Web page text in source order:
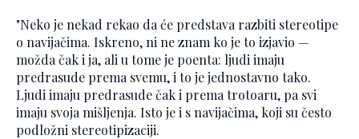
"Neko je nekad rekao da će predstava razbiti stereotipe
o navijačima. Iskreno, ni ne znam ko je to izjavio —
možda čak i ja, ali u tome je poenta: ljudi imaju
predrasude prema svemu, i to je jednostavno tako.
Ljudi imaju predrasude čak i prema trotoaru, pa svi
imaju svoja mišljenja. Isto je i s navijačima, koji su često
podložni stereotipizaciji.